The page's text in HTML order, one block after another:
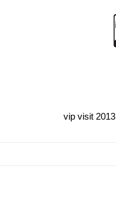
vip visit 2013